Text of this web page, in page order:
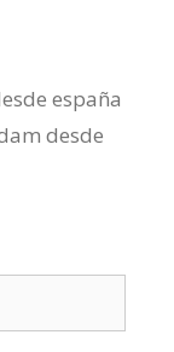
españa
desde